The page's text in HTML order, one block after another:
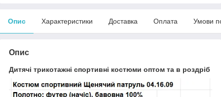
Опис Характеристики Доставка Оплата Умови
Опис
Дитячі трикотажні спортивні костюми оптом та в роздріб